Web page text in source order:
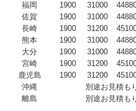
福岡
1900 31000
佐賀
1900 31000
長崎
1900 31200
熊本
1900 31000
大分
1900 31000
宮崎
1900 31200
鹿児島
1900 31200
沖縄
別途お見積も
離島
別途お見積も